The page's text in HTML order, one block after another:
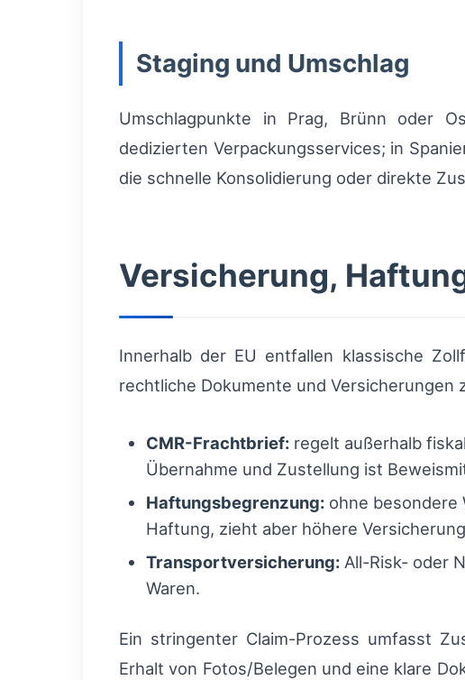
Staging und Umschlag
Umschlagpunkte in Prag, Brünn oder
dedizierten Verpackungsservices; in
die schnelle Konsolidierung oder direkte
Versicherung,
Innerhalb der EU entfallen klassische
rechtliche Dokumente und Versicherungen
CMR-Frachtbrief: regelt außerhalb
Übernahme und Zustellung ist
Haftungsbegrenzung: ohne besondere
Haftung, zieht aber höhere
Transportversicherung: All-Risk- oder
Waren.
Ein stringenter Claim-Prozess umfasst
Erhalt von Fotos/Belegen und eine klare